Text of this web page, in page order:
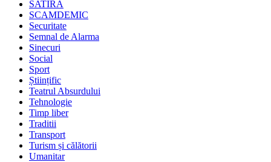
SATIRA
SCAMDEMIC
Securitate
Semnal de Alarma
Sinecuri
Social
Sport
Științific
Teatrul Absurdului
Tehnologie
Timp liber
Traditii
Transport
Turism și călătorii
Umanitar